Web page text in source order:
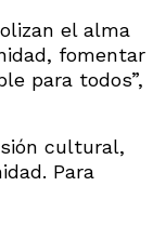
el alma
fomentar
para todos”,
cultural,
Para